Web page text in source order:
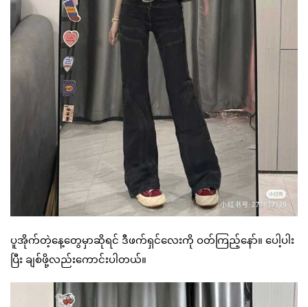
ပူအိုက်တဲ့နေ့တွေမှာဆိုရင် ဒီဖက်ရှင်လေးကို ဝတ်ကြည့်နော်။ ပေါ့ပါး
ပြီး ချစ်ဖို့လည်းကောင်းပါတယ်။